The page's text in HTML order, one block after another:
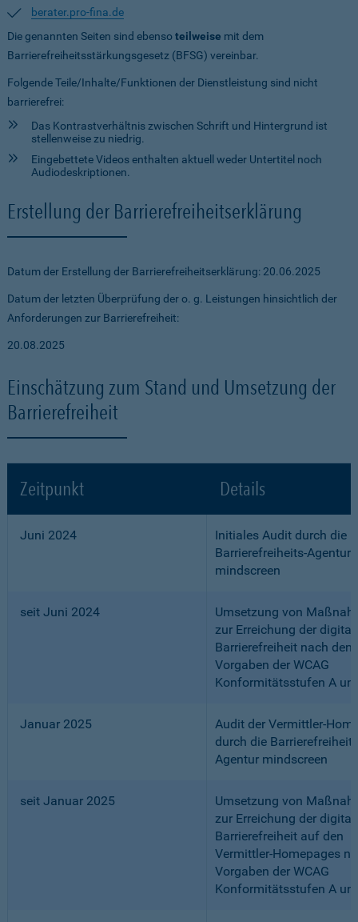
berater.pro-fina.de
Die genannten Seiten sind ebensoteilweise mit dem
Barrierefreiheitsstärkungsgesetz (BFSG) vereinbar.
Folgende Teile/Inhalte/Funktionen der Dienstleistung sind nicht
barrierefrei:
Das Kontrastverhältnis zwischen Schrift und Hintergrund ist
stellenweise zu niedrig.
Eingebettete Videos enthalten aktuell weder Untertitel noch
Audiodeskriptionen.
Erstellung der Barrierefreiheitserklärung
Datum der Erstellung der Barrierefreiheitserklärung: 20.06.2025
Datum der letzten Überprüfung der o. g. Leistungen hinsichtlich der
Anforderungen zur Barrierefreiheit:
20.08.2025
Einschätzung zum Stand und Umsetzung der
Barrierefreiheit
Zeitpunkt Details
Juni 2024
Initiales Audit durch die
Barrierefreiheits-Agentur
mindscreen
seit Juni 2024
Umsetzung von
zur Erreichung der
Barrierefreiheit nach den
Vorgaben der WCAG
Konformitätsstufen A
Januar 2025
Audit der Vermittler-
durch die
Agentur mindscreen
seit Januar 2025
Umsetzung von
zur Erreichung der
Barrierefreiheit auf den
Vermittler-Homepages
Vorgaben der WCAG
Konformitätsstufen A